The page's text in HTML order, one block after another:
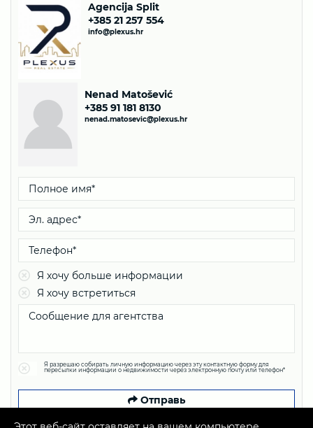
Agencija Split
+385 21 257 554
info@plexus.hr
Nenad Matošević
+385 91 181 8130
nenad.matosevic@plexus.hr
Я хочу больше информации
Я хочу встретиться
Я разрешаю собирать личную информацию через эту контактную форму для
пересылки информации о недвижимости через электронную почту или телефон*
Отправь